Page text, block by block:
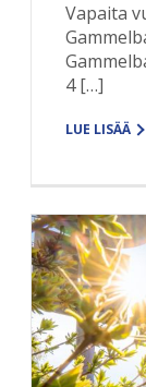
Vapaita
4 […]
LUE LISÄÄ